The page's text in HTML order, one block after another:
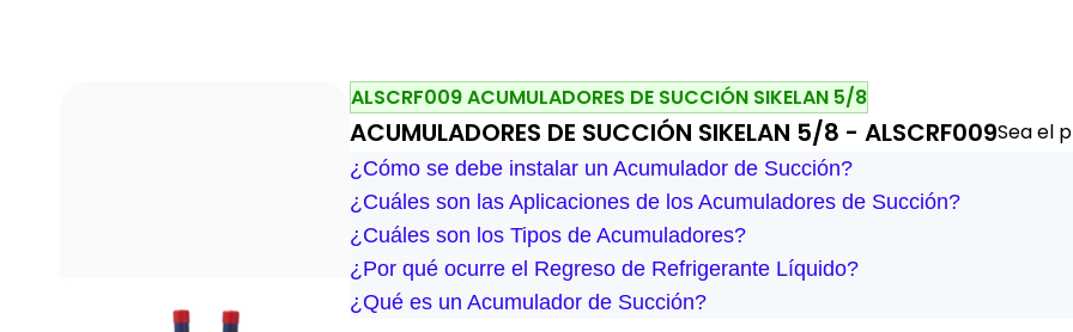
ALSCRF009 ACUMULADORES DE SUCCIÓN SIKELAN 5/8
ACUMULADORES DE SUCCIÓN SIKELAN 5/8 - ALSCRF009Sea el
¿Cómo se debe instalar un Acumulador de Succión?
¿Cuáles son las Aplicaciones de los Acumuladores de Succión?
¿Cuáles son los Tipos de Acumuladores?
¿Por qué ocurre el Regreso de Refrigerante Líquido?
¿Qué es un Acumulador de Succión?